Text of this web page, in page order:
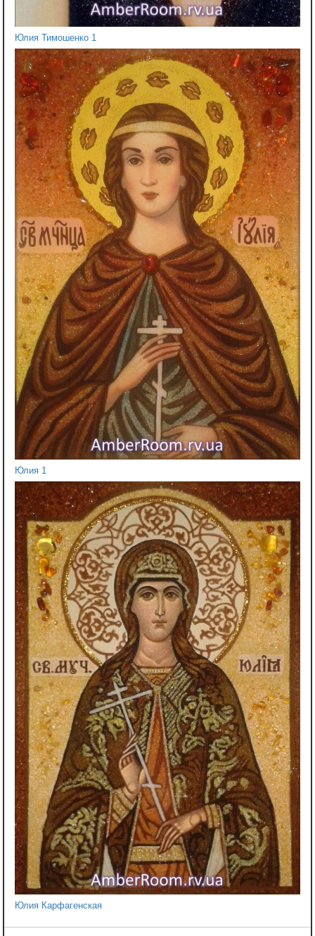
Юлия Тимошенко 1
Юлия 1
Юлия Карфагенская